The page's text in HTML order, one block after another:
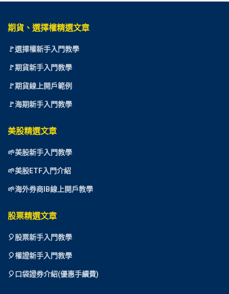
期貨、選擇權精選文章
🚩選擇權新手入門教學
🚩期貨新手入門教學
🚩期貨線上開戶範例
🚩海期新手入門教學
美股精選文章
🌱美股新手入門教學
🌱美股ETF入門介紹
🌱海外券商IB線上開戶教學
股票精選文章
🎈股票新手入門教學
🎈權證新手入門教學
🎈口袋證券介紹(優惠手續費)